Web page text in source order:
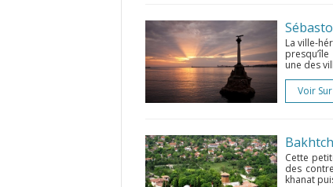
La ville-
une des
Voir
Cette
des
khanat